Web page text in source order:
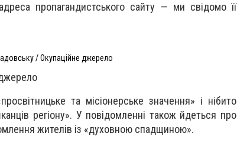
пропагандистського сайту — ми свідомо її
/ Окупаційне джерело
та місіонерське значення» і нібито
регіону». У повідомленні також йдеться про
жителів із «духовною спадщиною».